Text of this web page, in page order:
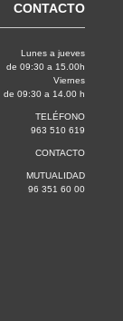
CONTACTO
Lunes a jueves
de 09:30 a 15.00h
Viernes
de 09:30 a 14.00 h
TELÉFONO
963 510 619
CONTACTO
MUTUALIDAD
96 351 60 00